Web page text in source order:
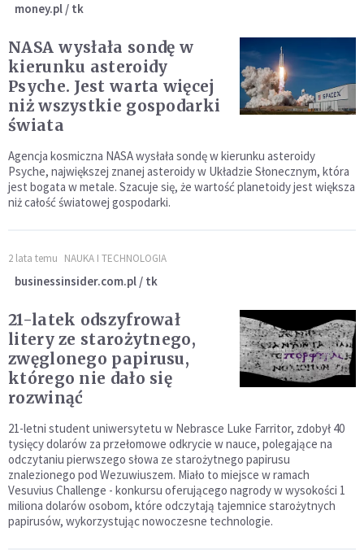
money.pl / tk
NASA wysłała sondę w
kierunku asteroidy
Psyche. Jest warta więcej
niż wszystkie gospodarki
świata
Agencja kosmiczna NASA wysłała sondę w kierunku asteroidy
Psyche, największej znanej asteroidy w Układzie Słonecznym, która
jest bogata w metale. Szacuje się, że wartość planetoidy jest większa
niż całość światowej gospodarki.
2 lata temu NAUKA I TECHNOLOGIA
businessinsider.com.pl / tk
21-latek odszyfrował
litery ze starożytnego,
zwęglonego papirusu,
którego nie dało się
rozwinąć
21-letni student uniwersytetu w Nebrasce Luke Farritor, zdobył 40
tysięcy dolarów za przełomowe odkrycie w nauce, polegające na
odczytaniu pierwszego słowa ze starożytnego papirusu
znalezionego pod Wezuwiuszem. Miało to miejsce w ramach
Vesuvius Challenge - konkursu oferującego nagrody w wysokości 1
miliona dolarów osobom, które odczytają tajemnice starożytnych
papirusów, wykorzystując nowoczesne technologie.